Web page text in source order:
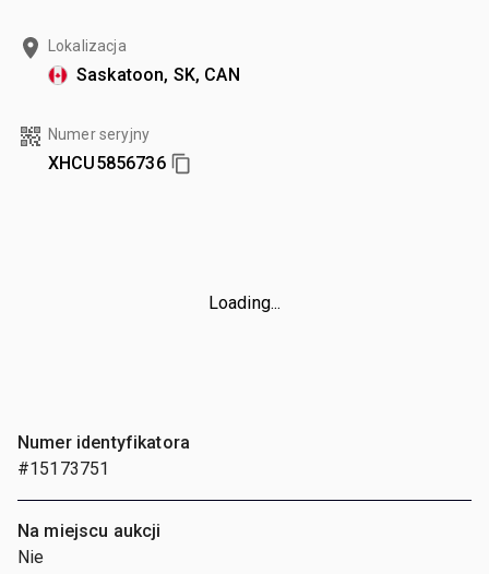
Lokalizacja
Saskatoon, SK, CAN
Numer seryjny
XHCU5856736
Loading...
Numer identyfikatora
#15173751
Na miejscu aukcji
Nie